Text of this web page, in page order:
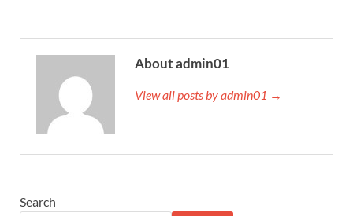
About admin01
View all posts by admin01 →
Search